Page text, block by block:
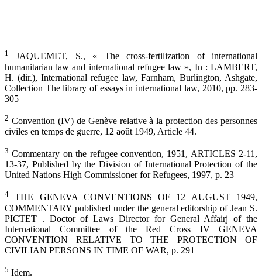
1
JAQUEMET, S., « The cross-fertilization of international
humanitarian law and international refugee law », In : LAMBERT,
H. (dir.), International refugee law, Farnham, Burlington, Ashgate,
Collection The library of essays in international law, 2010, pp. 283-
305
2 Convention (IV) de Genève relative à la protection des personnes
civiles en temps de guerre, 12 août 1949, Article 44.
3 Commentary on the refugee convention, 1951, ARTICLES 2-11,
13-37, Published by the Division of International Protection of the
United Nations High Commissioner for Refugees, 1997, p. 23
4 THE GENEVA CONVENTIONS OF 12 AUGUST 1949,
COMMENTARY published under the general editorship of Jean S.
PICTET . Doctor of Laws Director for General Affairj of the
International Committee of the Red Cross IV GENEVA
CONVENTION RELATIVE TO THE PROTECTION OF
CIVILIAN PERSONS IN TIME OF WAR, p. 291
5 Idem.